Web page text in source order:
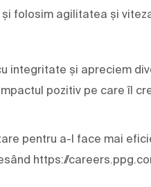
folosim agilitatea și
integritate și apreciem
pozitiv pe care îl
pentru a-l face mai
https://